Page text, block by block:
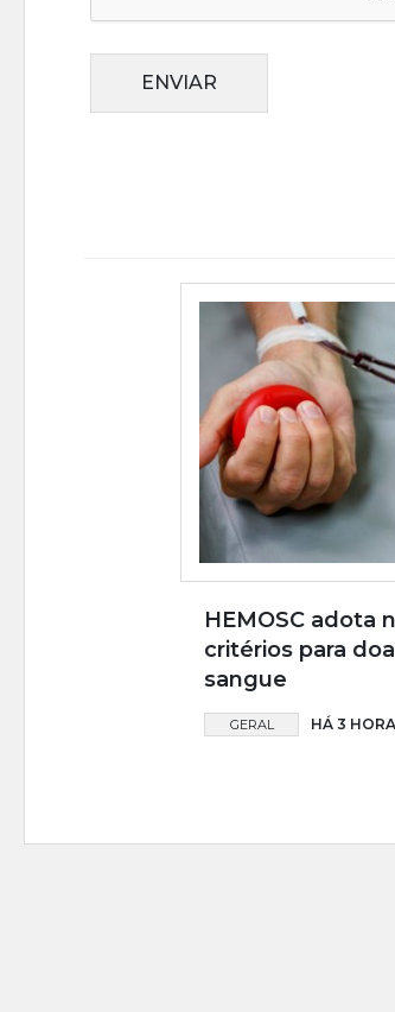
ENVIAR
HEMOSC adota
critérios para
sangue
GERAL HÁ 3